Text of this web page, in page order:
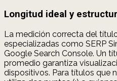
Longitud ideal y
La medición correcta del
especializadas como SERP
Google Search Console. Un
promedio garantiza
dispositivos. Para títulos que